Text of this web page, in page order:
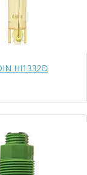
HI1332D